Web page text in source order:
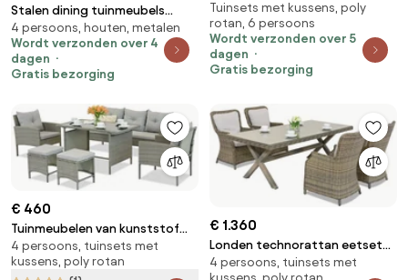
Stalen dining tuinmeubels
Modena/Rosario voor 4
personen Garden Point bruin
4 persoons, houten, metalen
Wordt verzonden over 4
dagen
Gratis bezorging
technorattan set met Garden
Point poefs
Tuinsets met kussens, poly
rotan, 6 persoons
Wordt verzonden over 5
dagen
Gratis bezorging
€ 460
Tuinmeubelen van kunststof
rotan met krukken Bari Garden
Point grijs
4 persoons, tuinsets met
kussens, poly rotan
€ 1.360
Londen technorattan eetset
voor 4 personen Garden Point
4 persoons, tuinsets met